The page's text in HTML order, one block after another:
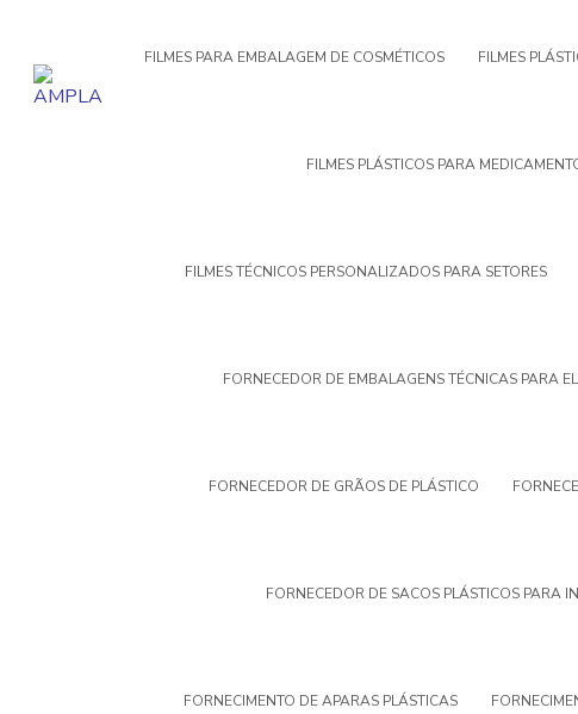
FILMES PARA EMBALAGEM DE COSMÉTICOS FILMES
FILMES PLÁSTICOS PARA
FILMES TÉCNICOS PERSONALIZADOS PARA SETORES
FORNECEDOR DE EMBALAGENS TÉCNICAS PARA
FORNECEDOR DE GRÃOS DE PLÁSTICO
FORNECEDOR DE SACOS PLÁSTICOS PARA
FORNECIMENTO DE APARAS PLÁSTICAS